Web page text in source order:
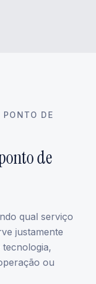
PONTO DE
de
qual serviço
justamente
ou